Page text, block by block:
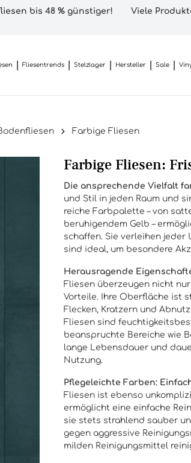
bis 48 % günstiger! Viele
Fliesentrends Stelzlager Hersteller Sale
Farbige Fliesen
Farbige Fliesen:
Die ansprechende Vielfalt
und Stil in jeden Raum und
reiche Farbpalette – von
beruhigendem Gelb –
schaffen. Sie verleihen jeder
sind ideal, um besondere
Herausragende
Fliesen überzeugen nicht
Vorteile. Ihre Oberfläche ist
Flecken, Kratzern und
Fliesen sind
beanspruchte Bereiche wie
lange Lebensdauer und
Nutzung.
Pflegeleichte Farben:
Fliesen ist ebenso
ermöglicht eine einfache
sie stets strahlend sauber
gegen aggressive
milden Reinigungsmittel